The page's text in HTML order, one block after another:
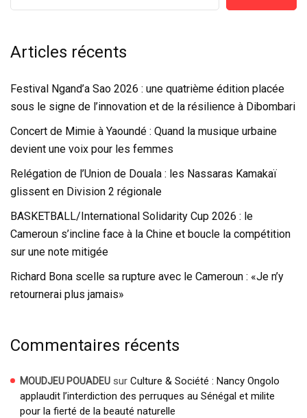
Articles récents
Festival Ngand’a Sao 2026 : une quatrième édition placée
sous le signe de l’innovation et de la résilience à Dibombari
Concert de Mimie à Yaoundé : Quand la musique urbaine
devient une voix pour les femmes
Relégation de l’Union de Douala : les Nassaras Kamakaï
glissent en Division 2 régionale
BASKETBALL/International Solidarity Cup 2026 : le
Cameroun s’incline face à la Chine et boucle la compétition
sur une note mitigée
Richard Bona scelle sa rupture avec le Cameroun : «Je n’y
retournerai plus jamais»
Commentaires récents
MOUDJEU POUADEU sur Culture & Société : Nancy Ongolo
applaudit l’interdiction des perruques au Sénégal et milite
pour la fierté de la beauté naturelle